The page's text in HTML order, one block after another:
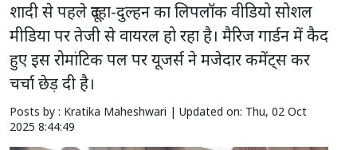
शादी से पहले दूल्हा-दुल्हन का लिपलॉक वीडियो सोशल
मीडिया पर तेजी से वायरल हो रहा है। मैरिज गार्डन में कैद
हुए इस रोमांटिक पल पर यूजर्स ने मजेदार कमेंट्स कर
चर्चा छेड़ दी है।
Posts by : Kratika Maheshwari | Updated on: Thu, 02 Oct
2025 8:44:49